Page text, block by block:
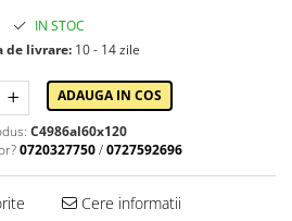
IN STOC
de livrare:10 - 14 zile
ADAUGA IN COS
C4986al60x120
0720327750 /0727592696
Cere informatii